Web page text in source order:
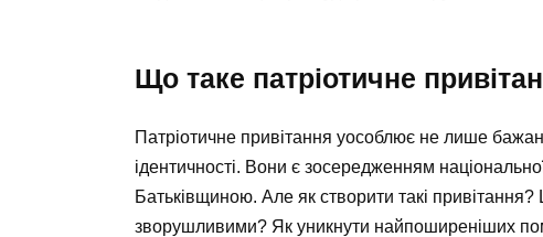
Що таке патріотичне
Патріотичне привітання уособлює не лише
ідентичності. Вони є зосередженням
Батьківщиною. Але як створити такі
зворушливими? Як уникнути найпоширеніших